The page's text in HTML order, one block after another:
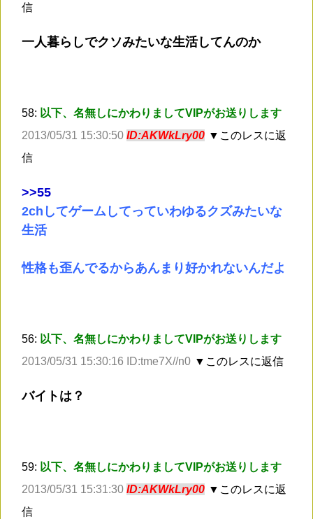
信
一人暮らしでクソみたいな生活してんのか
58: 以下、名無しにかわりましてVIPがお送りします
2013/05/31 15:30:50 ID:AKWkLry00 ▼このレスに返
信
>>55
2chしてゲームしてっていわゆるクズみたいな
生活
性格も歪んでるからあんまり好かれないんだよ
56: 以下、名無しにかわりましてVIPがお送りします
2013/05/31 15:30:16 ID:tme7X//n0 ▼このレスに返信
バイトは？
59: 以下、名無しにかわりましてVIPがお送りします
2013/05/31 15:31:30 ID:AKWkLry00 ▼このレスに返
信